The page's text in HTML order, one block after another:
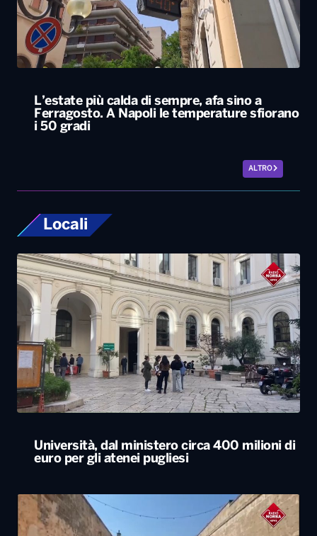
L’estate più calda di sempre, afa sino a
Ferragosto. A Napoli le temperature sfiorano
i 50 gradi
ALTRO
Locali
Università, dal ministero circa 400 milioni di
euro per gli atenei pugliesi